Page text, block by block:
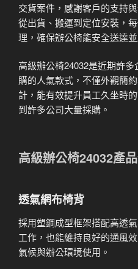
交貨案件，感謝客戶的支持
從出貨、搬運到定位安裝，
理，確保辦公椅能安全送達
高級辦公椅24032是近期許
購的人氣款式，不僅外觀簡
計，能有效提升員工久坐時
到許多公司大量採購。
高級辦公椅24032產
透氣網布椅背
採用塑鋼成型框架搭配高透
工作，也能維持良好的通風
氣候與辦公環境使用。